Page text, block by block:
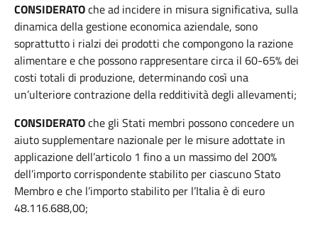
CONSIDERATOche ad incidere in misura significativa, sulla
dinamica della gestione economica aziendale, sono
soprattutto i rialzi dei prodotti che compongono la razione
alimentare e che possono rappresentare circa il 60-65% dei
costi totali di produzione, determinando così una
un’ulteriore contrazione della redditività degli allevamenti;
CONSIDERATOche gli Stati membri possono concedere un
aiuto supplementare nazionale per le misure adottate in
applicazione dell’articolo 1 fino a un massimo del 200%
dell’importo corrispondente stabilito per ciascuno Stato
Membro e che l’importo stabilito per l’Italia è di euro
48.116.688,00;